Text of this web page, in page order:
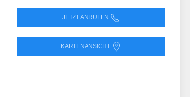
JETZT ANRUFEN
KARTENANSICHT